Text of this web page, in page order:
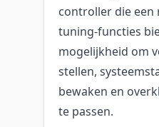
controller die een
tuning-functies
mogelijkheid om
stellen,
bewaken en
te passen.